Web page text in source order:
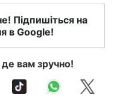
Підпишіться на
в Google!
вам зручно!